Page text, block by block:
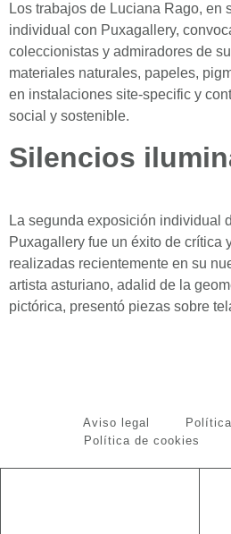
Los trabajos de Luciana Rago, en
individual con Puxagallery,
coleccionistas y admiradores de
materiales naturales, papeles,
en instalaciones site-specific y
social y sostenible.
Silencios
La segunda exposición individual
Puxagallery fue un éxito de crítica
realizadas recientemente en su
artista asturiano, adalid de la
pictórica, presentó piezas sobre
Aviso legal
Política de cookies